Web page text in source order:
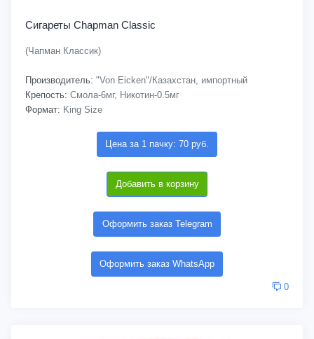
Сигареты Chapman Classic
(Чапман Классик)
Производитель: "Von Eicken"/Казахстан, импортный
Крепость: Смола-6мг, Никотин-0.5мг
Формат: King Size
Цена за 1 пачку: 70 руб.
Добавить в корзину
Оформить заказ Telegram
Оформить заказ WhatsApp
0